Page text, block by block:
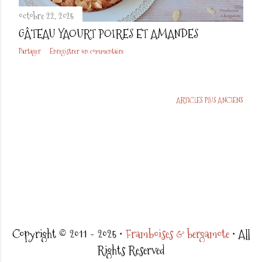
octobre 22, 2025
GÂTEAU YAOURT POIRES ET AMANDES
Partager Enregistrer un commentaire
ARTICLES PLUS ANCIENS
Copyright © 2011 - 2025 • Framboises & bergamote• All
Rights Reserved